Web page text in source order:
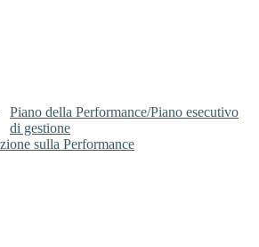
Piano della Performance/Piano esecutivo
di gestione
sulla Performance